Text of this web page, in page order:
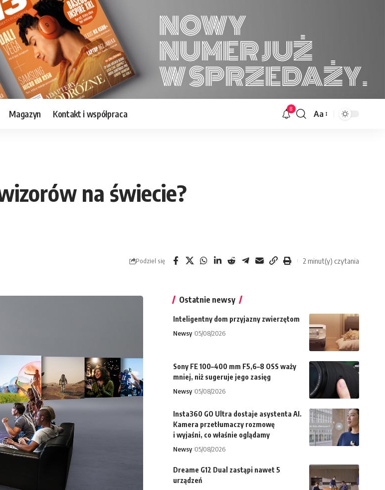
Magazyn Kontakt i współpraca 8
Font
Aa
na świecie?
Podziel się 2 minut(y) czytania
Ostatnie newsy
Inteligentny dom przyjazny zwierzętom
Newsy 05/08/2026
Sony FE 100–400 mm F5,6–8 OSS waży
mniej, niż sugeruje jego zasięg
Newsy 05/08/2026
Insta360 GO Ultra dostaje asystenta AI.
Kamera przetłumaczy rozmowę
i wyjaśni, co właśnie oglądamy
Newsy 05/08/2026
Dreame G12 Dual zastąpi nawet 5
urządzeń